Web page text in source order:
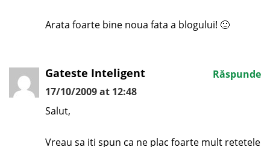
Arata foarte bine noua fata a blogului! 🙂
Gateste Inteligent
17/10/2009 at 12:48
Salut,
Vreau sa iti spun ca ne plac foarte mult retetele
Răspunde